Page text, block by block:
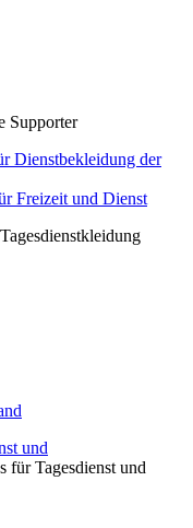
Supporter
Dienstbekleidung der
Freizeit und Dienst
Tagesdienstkleidung
und
für Tagesdienst und